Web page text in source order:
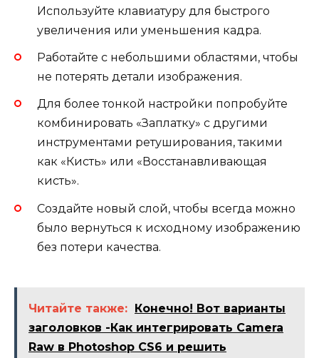
Используйте клавиатуру для быстрого
увеличения или уменьшения кадра.
Работайте с небольшими областями, чтобы
не потерять детали изображения.
Для более тонкой настройки попробуйте
комбинировать «Заплатку» с другими
инструментами ретуширования, такими
как «Кисть» или «Восстанавливающая
кисть».
Создайте новый слой, чтобы всегда можно
было вернуться к исходному изображению
без потери качества.
Читайте также: Конечно! Вот варианты
заголовков -Как интегрировать Camera
Raw в Photoshop CS6 и решить